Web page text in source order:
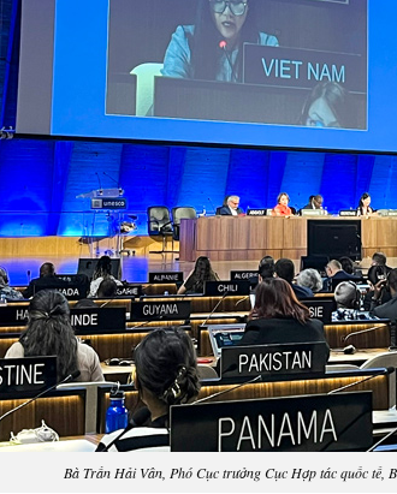
Bà Trần Hải Vân, Phó Cục trưởng Cục Hợp tác quốc tế,